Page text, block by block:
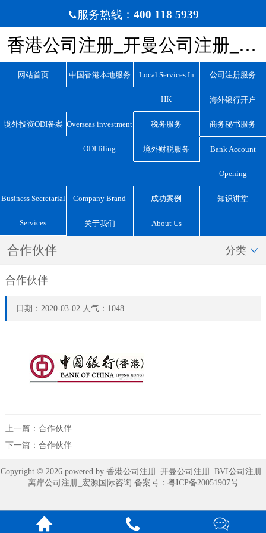
服务热线： 400 118 5939
香港公司注册_开曼公司注册_BVI公司注册_离岸公司注册_宏源国际咨询
网站首页 中国香港本地服务 Local Services In
HK
公司注册服务
海外银行开户
境外投资ODI备案 Overseas investment
ODI filing
税务服务 商务秘书服务
境外财税服务 Bank Account
Opening
Business Secretarial
Services
Company Brand 成功案例 知识讲堂
关于我们 About Us
合作伙伴 分类 
合作伙伴
日期：2020-03-02 人气：1048
上一篇： 合作伙伴
下一篇： 合作伙伴
Copyright © 2026 powered by 香港公司注册_开曼公司注册_BVI公司注册_
离岸公司注册_宏源国际咨询 备案号： 粤ICP备20051907号
  